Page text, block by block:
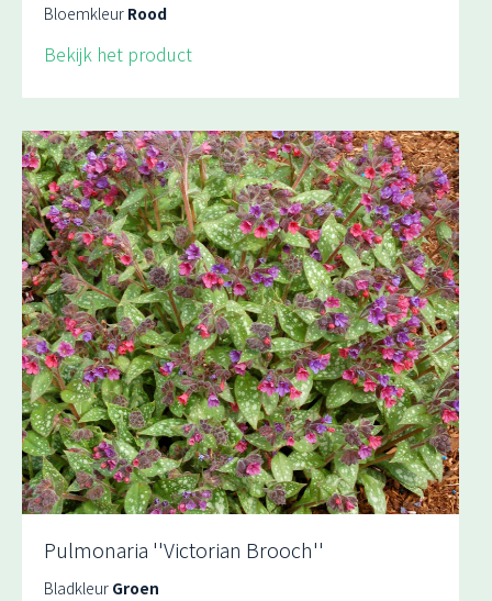
Bloemkleur Rood
Bekijk het product
Pulmonaria ''Victorian Brooch''
Bladkleur Groen